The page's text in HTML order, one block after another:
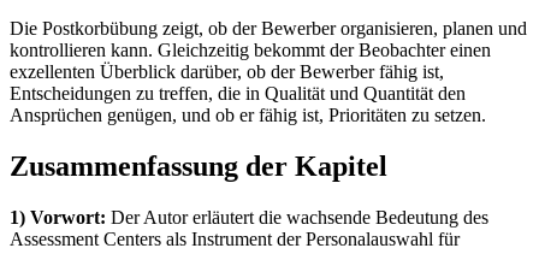
Die Postkorbübung zeigt, ob der Bewerber organisieren, planen und
kontrollieren kann. Gleichzeitig bekommt der Beobachter einen
exzellenten Überblick darüber, ob der Bewerber fähig ist,
Entscheidungen zu treffen, die in Qualität und Quantität den
Ansprüchen genügen, und ob er fähig ist, Prioritäten zu setzen.
Zusammenfassung der Kapitel
1) Vorwort: Der Autor erläutert die wachsende Bedeutung des
Assessment Centers als Instrument der Personalauswahl für